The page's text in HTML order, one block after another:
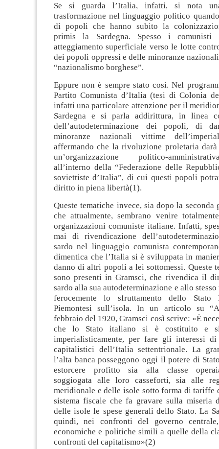
Se si guarda l’Italia, infatti, si nota
trasformazione nel linguaggio politico
di popoli che hanno subito la
primis la Sardegna. Spesso i comunisti
atteggiamento superficiale verso le lotte
dei popoli oppressi e delle minoranze
“nazionalismo borghese”.
Eppure non è sempre stato così. Nel
Partito Comunista d’Italia (tesi di Colonia
infatti una particolare attenzione per il
Sardegna e si parla addirittura, in linea
dell’autodeterminazione dei popoli, di
minoranze nazionali vittime
affermando che la rivoluzione proletaria
un’organizzazione politico-
all’interno della “Federazione delle
soviettiste d’Italia”, di cui questi popoli
diritto in piena libertà(1).
Queste tematiche invece, sia dopo la seconda
che attualmente, sembrano venire
organizzazioni comuniste italiane. Infatti,
mai di rivendicazione
sardo nel linguaggio comunista
dimentica che l’Italia si è sviluppata in
danno di altri popoli a lei sottomessi. Queste
sono presenti in Gramsci, che rivendica il
sardo alla sua autodeterminazione e allo
ferocemente lo sfruttamento dello
Piemontesi sull’isola. In un articolo su
febbraio del 1920, Gramsci così scrive: «È
che lo Stato italiano si è costituito e
imperialisticamente, per fare gli interessi
capitalistici dell’Italia settentrionale. La
l’alta banca posseggono oggi il potere di
estorcere profitto sia alla classe
soggiogata alle loro casseforti, sia alle
meridionale e delle isole sotto forma di tariffe
sistema fiscale che fa gravare sulla miseria
delle isole le spese generali dello Stato. La
quindi, nei confronti del governo
economiche e politiche simili a quelle della
confronti del capitalismo»(2)